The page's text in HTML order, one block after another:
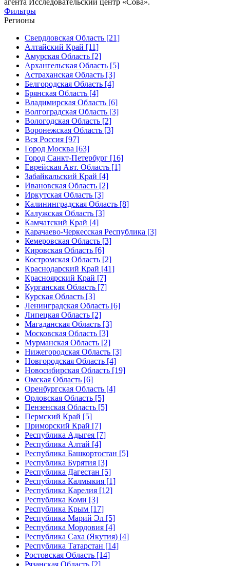
агента Исследовательский центр «Сова».
Фильтры
Регионы
Свердловская Область [21]
Алтайский Край [11]
Амурская Область [2]
Архангельская Область [5]
Астраханская Область [3]
Белгородская Область [4]
Брянская Область [4]
Владимирская Область [6]
Волгоградская Область [3]
Вологодская Область [2]
Воронежская Область [3]
Вся Россия [97]
Город Москва [63]
Город Санкт-Петербург [16]
Еврейская Авт. Область [1]
Забайкальский Край [4]
Ивановская Область [2]
Иркутская Область [3]
Калининградская Область [8]
Калужская Область [3]
Камчатский Край [4]
Карачаево-Черкесская Республика [3]
Кемеровская Область [3]
Кировская Область [6]
Костромская Область [2]
Краснодарский Край [41]
Красноярский Край [7]
Курганская Область [7]
Курская Область [3]
Ленинградская Область [6]
Липецкая Область [2]
Магаданская Область [3]
Московская Область [3]
Мурманская Область [2]
Нижегородская Область [3]
Новгородская Область [4]
Новосибирская Область [19]
Омская Область [6]
Оренбургская Область [4]
Орловская Область [5]
Пензенская Область [5]
Пермский Край [5]
Приморский Край [7]
Республика Адыгея [7]
Республика Алтай [4]
Республика Башкортостан [5]
Республика Бурятия [3]
Республика Дагестан [5]
Республика Калмыкия [1]
Республика Карелия [12]
Республика Коми [3]
Республика Крым [17]
Республика Марий Эл [5]
Республика Мордовия [4]
Республика Саха (Якутия) [4]
Республика Татарстан [14]
Ростовская Область [14]
Рязанская Область [2]